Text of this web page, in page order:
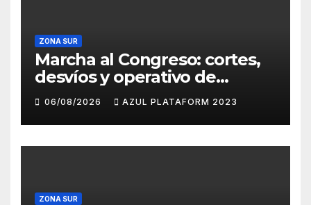
ZONA SUR
Marcha al Congreso: cortes,
desvíos y operativo de
seguridad por la protesta
contra la reforma de la Ley
de Tierras
06/08/2026 AZUL PLATAFORM 2023
ZONA SUR